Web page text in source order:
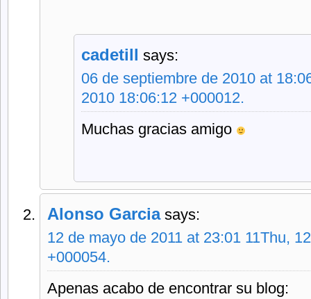
cadetill says:
06 de septiembre de 2010 at
2010 18:06:12 +000012.
Muchas gracias amigo
Alonso Garcia says:
12 de mayo de 2011 at 23:01 11Thu,
+000054.
Apenas acabo de encontrar su blog: